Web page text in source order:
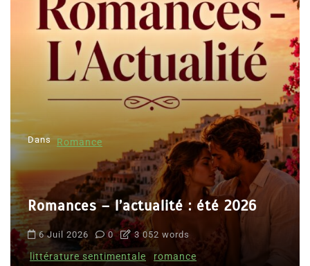
Dans Romance
Romances – l’actualité : été 2026
6 Juil 2026 0 3 052 words
littérature sentimentale romance